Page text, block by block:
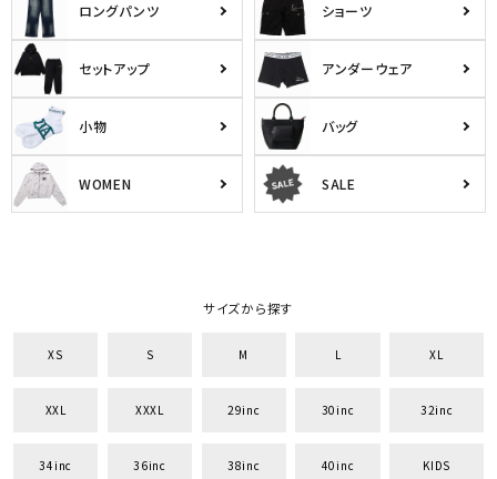
ロングパンツ ショーツ
セットアップ アンダーウェア
小物 バッグ
WOMEN SALE
サイズから探す
XS S M L XL
XXL XXXL 29inc 30inc 32inc
34inc 36inc 38inc 40inc KIDS